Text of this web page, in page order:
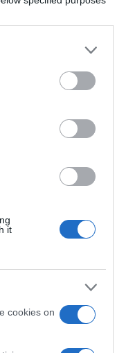
it
cookies on
I nostri